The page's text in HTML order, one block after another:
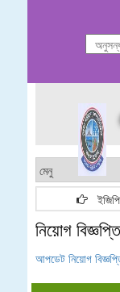
ইজিপি
নিয়োগ
আপডেট নিয়োগ